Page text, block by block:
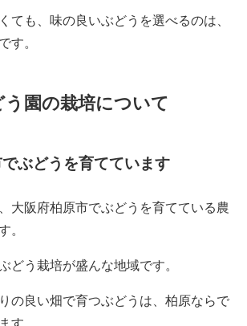
ても、味の良いぶどうを選べるのは、
す。
う園の栽培について
ぶどうを育てています
大阪府柏原市でぶどうを育てている農
。
どう栽培が盛んな地域です。
の良い畑で育つぶどうは、柏原ならで
す。